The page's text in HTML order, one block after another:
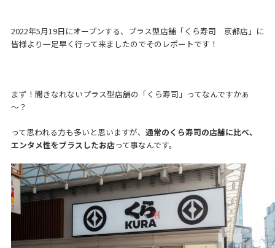
2022年5月19日にオープンする、プラス型店舗「くら寿司 京都店」に
皆様より一足早く行って来ましたのでそのレポートです！
まず！聞きなれないプラス型店舗の「くら寿司」ってなんですかぁ
～？
って思われる方も多いと思いますが、 通常のくら寿司の店舗に比べ、
エンタメ性をプラスしたお店って事なんです。